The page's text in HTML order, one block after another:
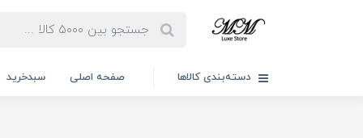
دسته‌بندی کالاها صفحه اصلی سبدخرید